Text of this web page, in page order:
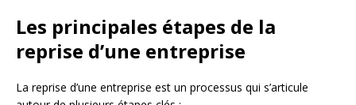
Les principales étapes de la
reprise d’une entreprise
La reprise d’une entreprise est un processus qui s’articule